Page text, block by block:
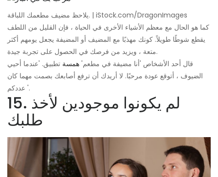
يلاحظ مضيف مطعمك اللباقة. | iStock.com/DragonImages
كما هو الحال مع معظم الأشياء الأخرى في الحياة ، فإن القليل من اللطف
يقطع شوطًا طويلاً. كونك مهذبًا مع المضيف أو المضيفة يجعل يومهم أكثر
متعة ، ويزيد من فرصك في الحصول على تجربة جيدة.
قال أحد الأشخاص 'أنا مضيفة في مطعم' همسة تطبيق. 'عندما أحيي
الضيوف ، أتوقع عودة مرحبًا. لا أريدك أن ترفع أصابعك بصمت مهما كان
عددكم '.
15. لم يكونوا موجودين لأخذ
طلبك